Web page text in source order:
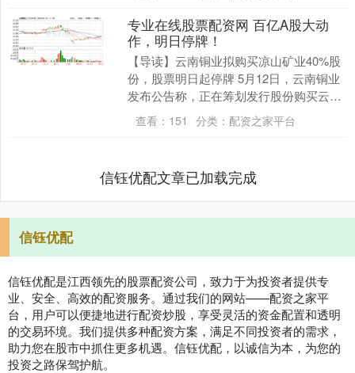
专业在线股票配资网 百亿A股大动
作，明日停牌！
【导读】云南铜业拟购买凉山矿业40%股
份，股票明日起停牌 5月12日，云南铜业
发布公告称，正在筹划发行股份购买云南
铜业（集团）有限公司（以下简称云铜集
团）持有的....
查看： 151 分类： 配资之家平台
信钰优配文章已加载完成
信钰优配
信钰优配是江西领先的股票配资公司，致力于为投资者提供专
业、安全、高效的配资服务。通过我们的网站——配资之家平
台，用户可以便捷地进行配资炒股，享受灵活的资金配置和透明
的交易环境。我们提供多种配资方案，满足不同投资者的需求，
助力您在股市中抓住更多机遇。信钰优配，以诚信为本，为您的
投资之路保驾护航。